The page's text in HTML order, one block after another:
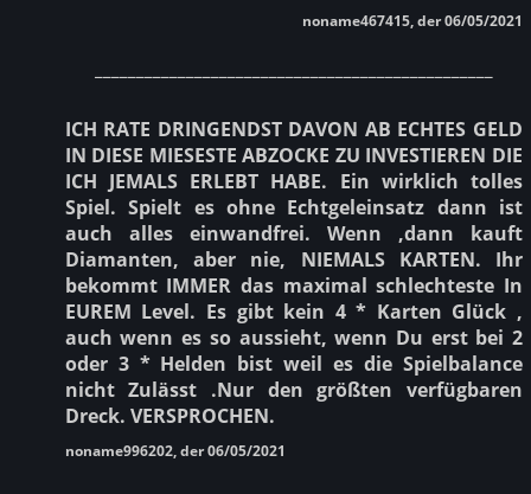
noname467415, der 06/05/2021
ICH RATE DRINGENDST DAVON AB ECHTES GELD
IN DIESE MIESESTE ABZOCKE ZU INVESTIEREN DIE
ICH JEMALS ERLEBT HABE. Ein wirklich tolles
Spiel. Spielt es ohne Echtgeleinsatz dann ist
auch alles einwandfrei. Wenn ,dann kauft
Diamanten, aber nie, NIEMALS KARTEN. Ihr
bekommt IMMER das maximal schlechteste In
EUREM Level. Es gibt kein 4 * Karten Glück ,
auch wenn es so aussieht, wenn Du erst bei 2
oder 3 * Helden bist weil es die Spielbalance
nicht Zulässt .Nur den größten verfügbaren
Dreck. VERSPROCHEN.
noname996202, der 06/05/2021